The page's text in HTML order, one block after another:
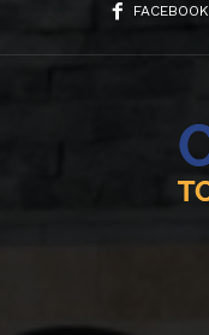
FACEBOOK